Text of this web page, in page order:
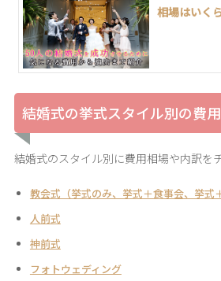
相場はいく
結婚式の挙式スタイル別の費
結婚式のスタイル別に費用相場や内訳を
教会式（挙式のみ、挙式＋食事会、挙式
人前式
神前式
フォトウェディング